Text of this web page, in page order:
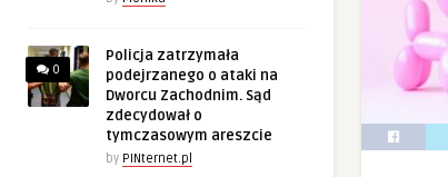
0
Policja zatrzymała
podejrzanego o ataki na
Dworcu Zachodnim. Sąd
zdecydował o
tymczasowym areszcie
by PINternet.pl